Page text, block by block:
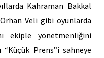
Kahraman Bakkal
Veli gibi oyunlarda
ekiple yönetmenliğini
Prens”i sahneye